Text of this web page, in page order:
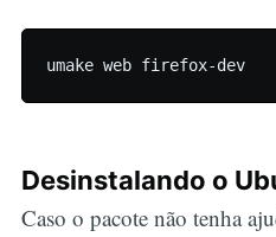
umake web firefox-dev
Desinstalando o
Caso o pacote não tenha